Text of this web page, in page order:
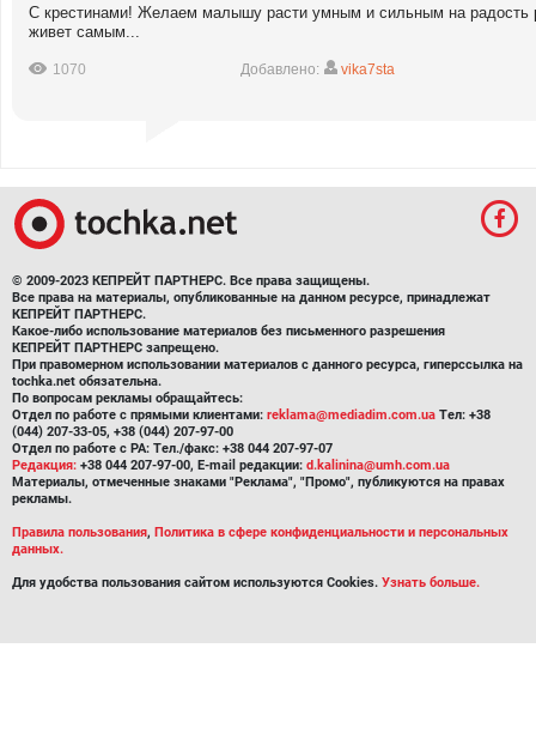
С крестинами! Желаем малышу расти умным и сильным на радость
живет самым...
1070 Добавлено: vika7sta
© 2009-2023 КЕПРЕЙТ ПАРТНЕРС. Все права защищены.
Все права на материалы, опубликованные на данном ресурсе, принадлежат
КЕПРЕЙТ ПАРТНЕРС.
Какое-либо использование материалов без письменного разрешения
КЕПРЕЙТ ПАРТНЕРС запрещено.
При правомерном использовании материалов с данного ресурса, гиперссылка на
tochka.net обязательна.
По вопросам рекламы обращайтесь:
Отдел по работе с прямыми клиентами: reklama@mediadim.com.ua Тел: +38
(044) 207-33-05, +38 (044) 207-97-00
Отдел по работе с РА: Тел./факс: +38 044 207-97-07
Редакция: +38 044 207-97-00, E-mail редакции: d.kalinina@umh.com.ua
Материалы, отмеченные знаками "Реклама", "Промо", публикуются на правах
рекламы.
Правила пользования, Политика в сфере конфиденциальности и персональных
данных.
Для удобства пользования сайтом используются Cookies. Узнать больше.